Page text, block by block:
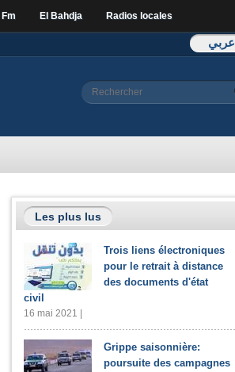
El Bahdja Radios locales
عربي
Formulaire de
Rechercher
Les plus lus
Trois liens électroniques
pour le retrait à distance
des documents d'état
civil
16 mai 2021 |
Grippe saisonnière:
poursuite des campagnes